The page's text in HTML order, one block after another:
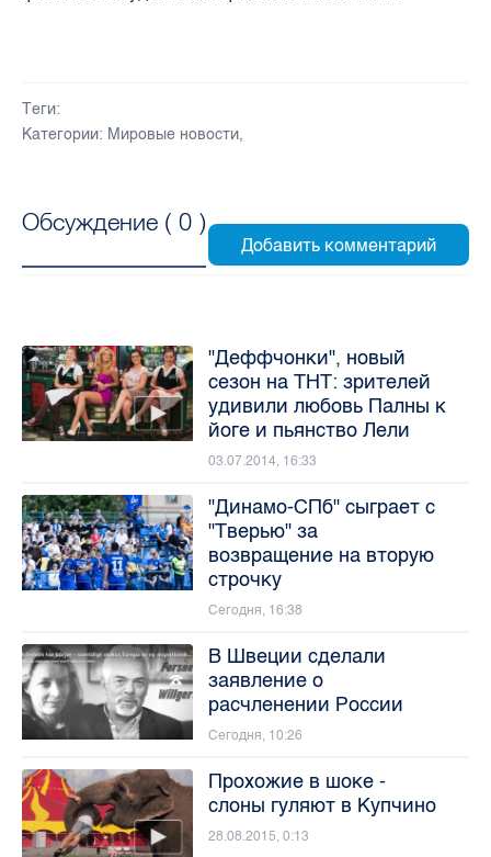
Теги:
Категории: Мировые новости,
Обсуждение ( 0 )
"Деффчонки", новый
сезон на ТНТ: зрителей
удивили любовь Палны к
йоге и пьянство Лели
03.07.2014, 16:33
"Динамо-СПб" сыграет с
"Тверью" за
возвращение на вторую
строчку
Сегодня, 16:38
В Швеции сделали
заявление о
расчленении России
Сегодня, 10:26
Прохожие в шоке -
слоны гуляют в Купчино
28.08.2015, 0:13